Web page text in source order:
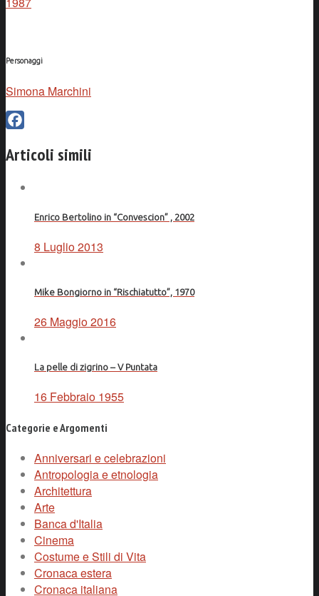
Personaggi
Simona Marchini
Articoli simili
Enrico Bertolino in “Convescion” , 2002
8 Luglio 2013
Mike Bongiorno in “Rischiatutto”, 1970
26 Maggio 2016
La pelle di zigrino – V Puntata
16 Febbraio 1955
Categorie e Argomenti
Anniversari e celebrazioni
Antropologia e etnologia
Architettura
Arte
Banca d'Italia
Cinema
Costume e Stili di Vita
Cronaca estera
Cronaca italiana